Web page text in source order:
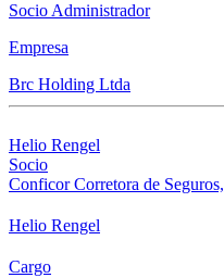
Socio Administrador
Empresa
Brc Holding Ltda
Helio Rengel
Socio
Conficor Corretora de
Helio Rengel
Cargo